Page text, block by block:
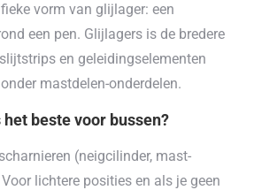
vorm van glijlager: een
een pen. Glijlagers is de bredere
en geleidingselementen
mastdelen-onderdelen.
beste voor bussen?
(neigcilinder, mast-
lichtere posities en als je geen